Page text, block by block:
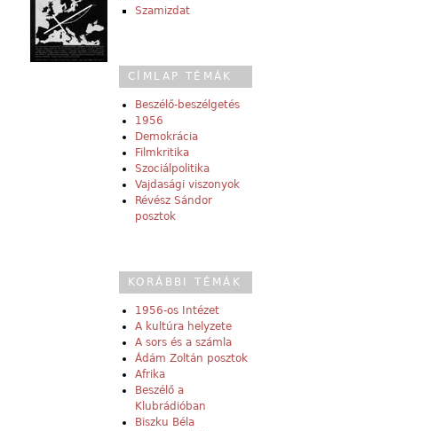
Szamizdat
CÍMLAP TÉMÁK
Beszélő-beszélgetés
1956
Demokrácia
Filmkritika
Szociálpolitika
Vajdasági viszonyok
Révész Sándor
posztok
KORÁBBI TÉMÁK
1956-os Intézet
A kultúra helyzete
A sors és a számla
Ádám Zoltán posztok
Afrika
Beszélő a
Klubrádióban
Biszku Béla